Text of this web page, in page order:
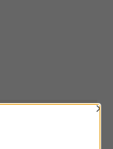
UND
×